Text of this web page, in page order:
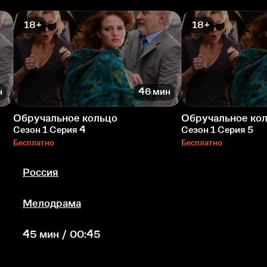
18+
46 мин
Обручальное кольцо
Сезон 1 Серия 4
Бесплатно
18+
Обручальное
Сезон 1 Серия 5
Бесплатно
Россия
Мелодрама
45 мин / 00:45